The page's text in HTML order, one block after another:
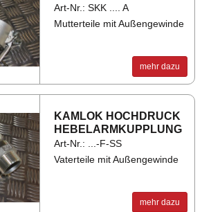
Art-Nr.: SKK .... A
Mutterteile mit Außengewinde
mehr dazu
KAM­LOK HOCH­DRUCK
HE­BEL­ARM­KUPP­LUNG
Art-Nr.: ...-F-SS
Vaterteile mit Außengewinde
mehr dazu